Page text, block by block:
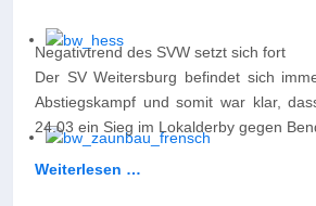
Negativtrend des SVW setzt sich fort
Der SV Weitersburg befindet sich
Abstiegskampf und somit war klar,
24.03 ein Sieg im Lokalderby gegen
Weiterlesen …